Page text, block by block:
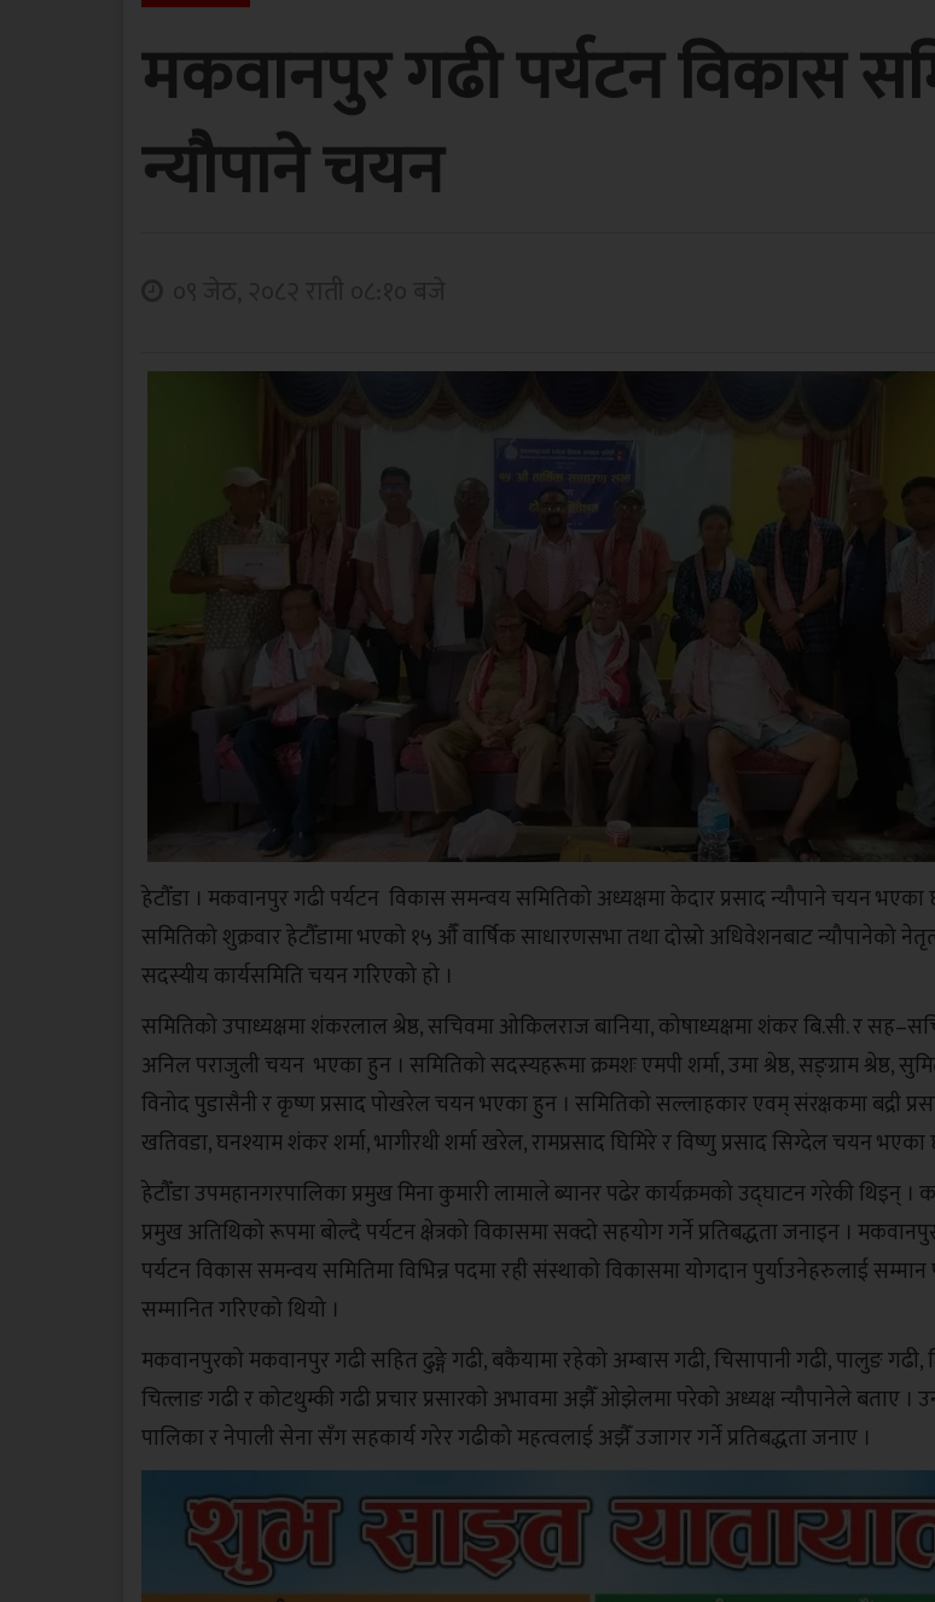
मकवानपुर गढी पर्यटन विकास
न्यौपाने चयन
हेटौँडा । मकवानपुर गढी पर्यटन विकास समन्वय समितिको अध्यक्षमा केदार प्रसाद न्यौपाने चयन भएका
समितिको शुक्रवार हेटौँडामा भएको १५ औँ वार्षिक साधारणसभा तथा दोस्रो अधिवेशनबाट न्यौपानेको
सदस्यीय कार्यसमिति चयन गरिएको हो ।
समितिको उपाध्यक्षमा शंकरलाल श्रेष्ठ, सचिवमा ओकिलराज बानिया, कोषाध्यक्षमा शंकर बि.सी. र
अनिल पराजुली चयन भएका हुन । समितिको सदस्यहरूमा क्रमशः एमपी शर्मा, उमा श्रेष्ठ, सङ्ग्राम श्रेष्ठ,
विनोद पुडासैनी र कृष्ण प्रसाद पोखरेल चयन भएका हुन । समितिको सल्लाहकार एवम् संरक्षकमा बद्री
खतिवडा, घनश्याम शंकर शर्मा, भागीरथी शर्मा खरेल, रामप्रसाद घिमिरे र विष्णु प्रसाद सिग्देल चयन भएका
हेटौँडा उपमहानगरपालिका प्रमुख मिना कुमारी लामाले ब्यानर पढेर कार्यक्रमको उद्घाटन गरेकी थिइन् ।
प्रमुख अतिथिको रूपमा बोल्दै पर्यटन क्षेत्रको विकासमा सक्दो सहयोग गर्ने प्रतिबद्धता जनाइन ।
पर्यटन विकास समन्वय समितिमा विभिन्न पदमा रही संस्थाको विकासमा योगदान पुर्याउनेहरुलाई सम्मान
सम्मानित गरिएको थियो ।
मकवानपुरको मकवानपुर गढी सहित ढुङ्गे गढी, बकैयामा रहेको अम्बास गढी, चिसापानी गढी, पालुङ गढी,
चित्लाङ गढी र कोटथुम्की गढी प्रचार प्रसारको अभावमा अझैँ ओझेलमा परेको अध्यक्ष न्यौपानेले बताए ।
पालिका र नेपाली सेना सँग सहकार्य गरेर गढीको महत्वलाई अझैँ उजागर गर्ने प्रतिबद्धता जनाए ।